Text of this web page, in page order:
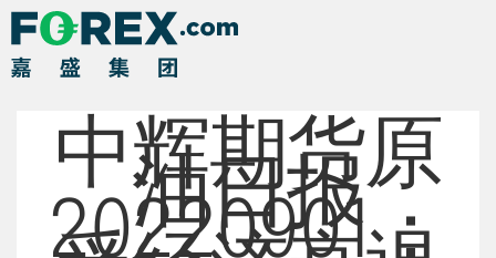
中辉期货原
油日报
20220901：